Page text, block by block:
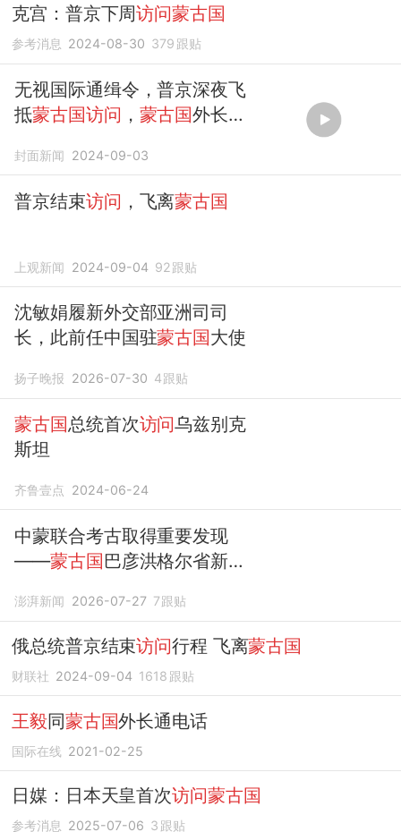
克宫：普京下周访问蒙古国
参考消息 2024-08-30 379 跟贴
无视国际通缉令，普京深夜飞
抵蒙古国访问 ， 蒙古国外长等
封面新闻 2024-09-03
普京结束访问 ，飞离蒙古国
上观新闻 2024-09-04 92跟贴
沈敏娟履新外交部亚洲司司
长，此前任中国驻蒙古国大使
扬子晚报 2026-07-30 4跟贴
蒙古国总统首次访问乌兹别克
斯坦
齐鲁壹点 2024-06-24
中蒙联合考古取得重要发现
——蒙古国巴彦洪格尔省新见
澎湃新闻 2026-07-27 7跟贴
俄总统普京结束访问行程 飞离蒙古国
财联社 2024-09-04 1618 跟贴
王毅同蒙古国外长通电话
国际在线 2021-02-25
日媒：日本天皇首次访问蒙古国
参考消息 2025-07-06 3 跟贴